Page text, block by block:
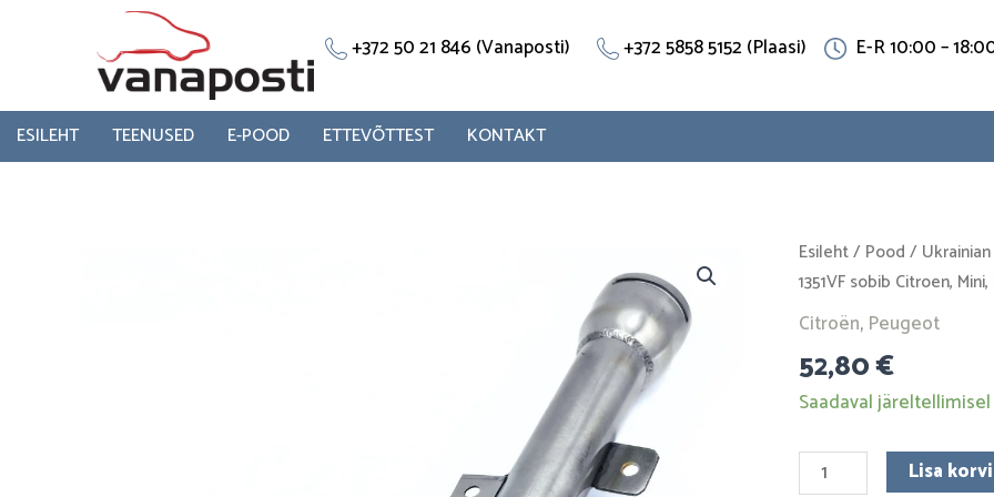
+372 50 21 846 (Vanaposti) +372 5858 5152 (Plaasi) E-R 10:00 –
ESILEHT TEENUSED E-POOD ETTEVÕTTEST KONTAKT
Esileht/ Pood /
1351VF sobib Citroen,
Citroën, Peugeot
52,80€
Saadaval järeltellimisel
Jahutustoru
1351VF
sobib
Citroen,
Mini,
Peugeot.
teras
Lisa korvi